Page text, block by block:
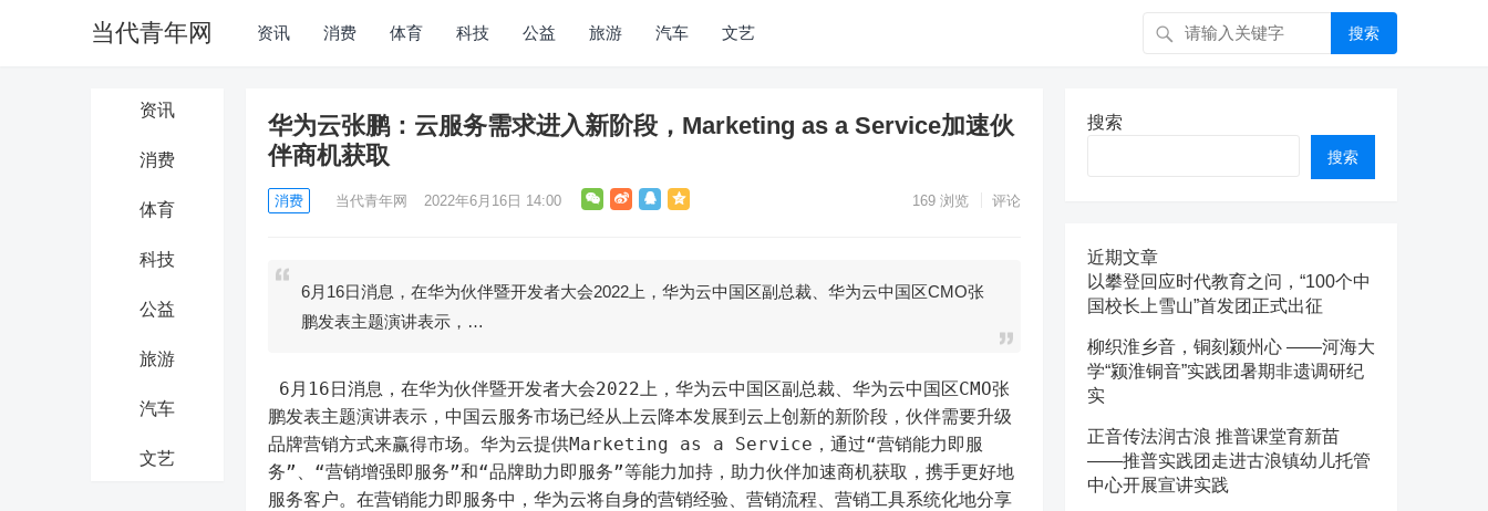
当代青年网 资讯 消费 体育 科技 公益 旅游 汽车 文艺 搜索
资讯
消费
体育
科技
公益
旅游
汽车
文艺
华为云张鹏：云服务需求进入新阶段，Marketing as a Service加速伙
伴商机获取
消费 当代青年网 2022年6月16日 14:00 169 浏览 评论
6月16日消息，在华为伙伴暨开发者大会2022上，华为云中国区副总裁、华为云中国区CMO张
鹏发表主题演讲表示，…
鹏发表主题演讲表示，中国云服务市场已经从上云降本发展到云上创新的新阶段，伙伴需要升级
品牌营销方式来赢得市场。华为云提供Marketing as a Service，通过“营销能力即服
务”、“营销增强即服务”和“品牌助力即服务”等能力加持，助力伙伴加速商机获取，携手更好地
服务客户。在营销能力即服务中，华为云将自身的营销经验、营销流程、营销工具系统化地分享
搜索
搜索
近期文章
以攀登回应时代教育之问，“100个中
国校长上雪山”首发团正式出征
柳织淮乡音，铜刻颍州心 ——河海大
学“颍淮铜音”实践团暑期非遗调研纪
实
正音传法润古浪 推普课堂育新苗
——推普实践团走进古浪镇幼儿托管
中心开展宣讲实践